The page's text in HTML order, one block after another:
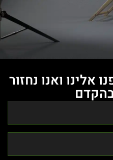
ואנו נחזור